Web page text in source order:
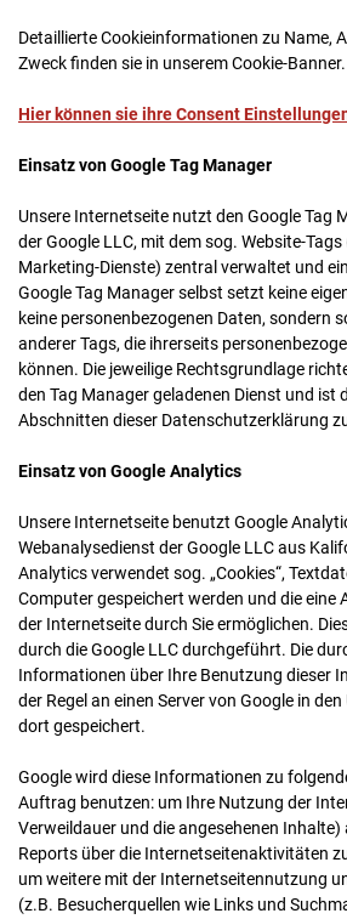
Detaillierte Cookieinformationen zu Name,
Zweck finden sie in unserem Cookie-Banner.
Hier können sie ihre Consent
Einsatz von Google Tag Manager
Unsere Internetseite nutzt den Google Tag
der Google LLC, mit dem sog. Website-
Marketing-Dienste) zentral verwaltet und
Google Tag Manager selbst setzt keine
keine personenbezogenen Daten, sondern
anderer Tags, die ihrerseits
können. Die jeweilige Rechtsgrundlage
den Tag Manager geladenen Dienst und ist
Abschnitten dieser Datenschutzerklärung
Einsatz von Google Analytics
Unsere Internetseite benutzt Google
Webanalysedienst der Google LLC aus
Analytics verwendet sog. „Cookies“,
Computer gespeichert werden und die eine
der Internetseite durch Sie ermöglichen.
durch die Google LLC durchgeführt. Die
Informationen über Ihre Benutzung dieser
der Regel an einen Server von Google in
dort gespeichert.
Google wird diese Informationen zu
Auftrag benutzen: um Ihre Nutzung der
Verweildauer und die angesehenen
Reports über die Internetseitenaktivitäten
um weitere mit der Internetseitennutzung
(z.B. Besucherquellen wie Links und